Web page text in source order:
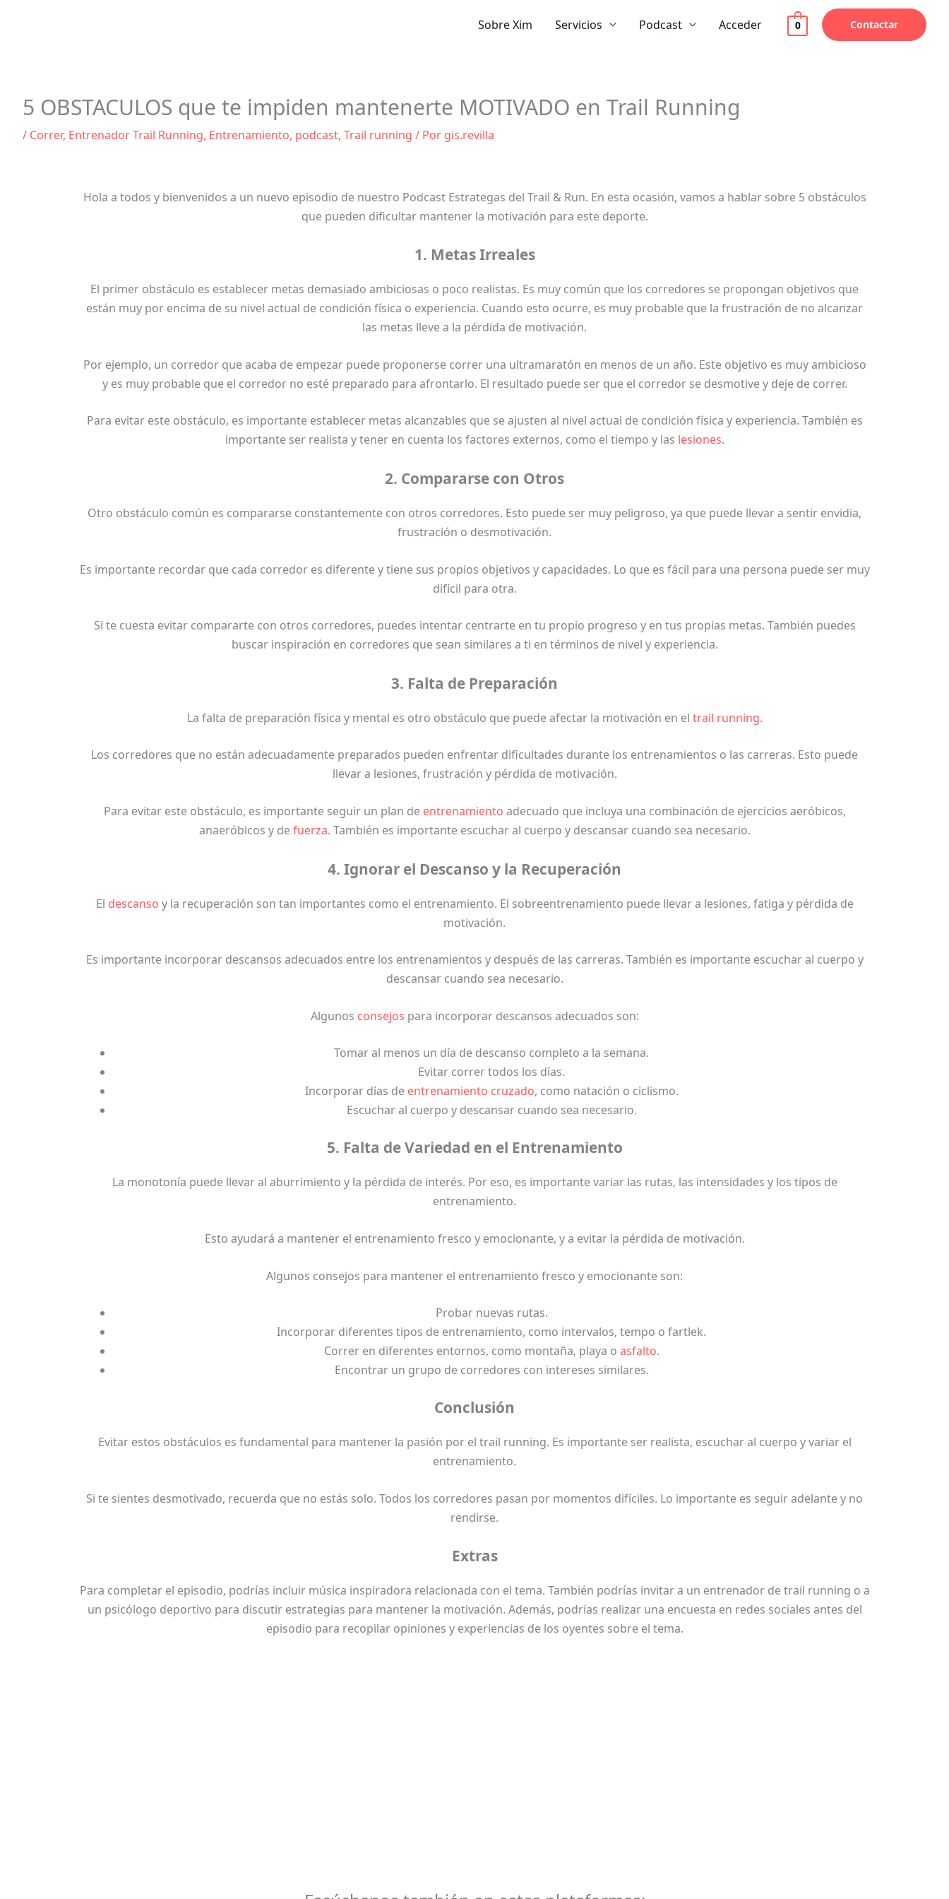
al
Sobre Xim Servicios Podcast Acceder 0 Contactar
5 OBSTACULOS que te impiden mantenerte MOTIVADO en Trail Running
/ Correr, Entrenador Trail Running, Entrenamiento, podcast, Trail running / Por gis.revilla
Hola a todos y bienvenidos a un nuevo episodio de nuestro Podcast Estrategas del Trail & Run. En esta ocasión, vamos a hablar sobre 5 obstáculos
que pueden dificultar mantener la motivación para este deporte.
1. Metas Irreales
El primer obstáculo es establecer metas demasiado ambiciosas o poco realistas. Es muy común que los corredores se propongan objetivos que
están muy por encima de su nivel actual de condición física o experiencia. Cuando esto ocurre, es muy probable que la frustración de no alcanzar
las metas lleve a la pérdida de motivación.
Por ejemplo, un corredor que acaba de empezar puede proponerse correr una ultramaratón en menos de un año. Este objetivo es muy ambicioso
y es muy probable que el corredor no esté preparado para afrontarlo. El resultado puede ser que el corredor se desmotive y deje de correr.
Para evitar este obstáculo, es importante establecer metas alcanzables que se ajusten al nivel actual de condición física y experiencia. También es
importante ser realista y tener en cuenta los factores externos, como el tiempo y las lesiones.
2. Compararse con Otros
Otro obstáculo común es compararse constantemente con otros corredores. Esto puede ser muy peligroso, ya que puede llevar a sentir envidia,
frustración o desmotivación.
Es importante recordar que cada corredor es diferente y tiene sus propios objetivos y capacidades. Lo que es fácil para una persona puede ser muy
difícil para otra.
Si te cuesta evitar compararte con otros corredores, puedes intentar centrarte en tu propio progreso y en tus propias metas. También puedes
buscar inspiración en corredores que sean similares a ti en términos de nivel y experiencia.
3. Falta de Preparación
La falta de preparación física y mental es otro obstáculo que puede afectar la motivación en el trail running.
Los corredores que no están adecuadamente preparados pueden enfrentar dificultades durante los entrenamientos o las carreras. Esto puede
llevar a lesiones, frustración y pérdida de motivación.
Para evitar este obstáculo, es importante seguir un plan de entrenamiento adecuado que incluya una combinación de ejercicios aeróbicos,
anaeróbicos y defuerza. También es importante escuchar al cuerpo y descansar cuando sea necesario.
4. Ignorar el Descanso y la Recuperación
El descanso y la recuperación son tan importantes como el entrenamiento. El sobreentrenamiento puede llevar a lesiones, fatiga y pérdida de
motivación.
Es importante incorporar descansos adecuados entre los entrenamientos y después de las carreras. También es importante escuchar al cuerpo y
descansar cuando sea necesario.
Algunos consejos para incorporar descansos adecuados son:
Tomar al menos un día de descanso completo a la semana.
Evitar correr todos los días.
Incorporar días de entrenamiento cruzado, como natación o ciclismo.
Escuchar al cuerpo y descansar cuando sea necesario.
5. Falta de Variedad en el Entrenamiento
La monotonía puede llevar al aburrimiento y la pérdida de interés. Por eso, es importante variar las rutas, las intensidades y los tipos de
entrenamiento.
Esto ayudará a mantener el entrenamiento fresco y emocionante, y a evitar la pérdida de motivación.
Algunos consejos para mantener el entrenamiento fresco y emocionante son:
Probar nuevas rutas.
Incorporar diferentes tipos de entrenamiento, como intervalos, tempo o fartlek.
Correr en diferentes entornos, como montaña, playa o asfalto.
Encontrar un grupo de corredores con intereses similares.
Conclusión
Evitar estos obstáculos es fundamental para mantener la pasión por el trail running. Es importante ser realista, escuchar al cuerpo y variar el
entrenamiento.
Si te sientes desmotivado, recuerda que no estás solo. Todos los corredores pasan por momentos difíciles. Lo importante es seguir adelante y no
rendirse.
Extras
Para completar el episodio, podrías incluir música inspiradora relacionada con el tema. También podrías invitar a un entrenador de trail running o a
un psicólogo deportivo para discutir estrategias para mantener la motivación. Además, podrías realizar una encuesta en redes sociales antes del
episodio para recopilar opiniones y experiencias de los oyentes sobre el tema.